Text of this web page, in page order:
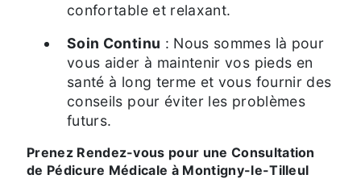
confortable et relaxant.
Soin Continu : Nous sommes là pour
vous aider à maintenir vos pieds en
santé à long terme et vous fournir des
conseils pour éviter les problèmes
futurs.
Prenez Rendez-vous pour une Consultation
de Pédicure Médicale à Montigny-le-Tilleul